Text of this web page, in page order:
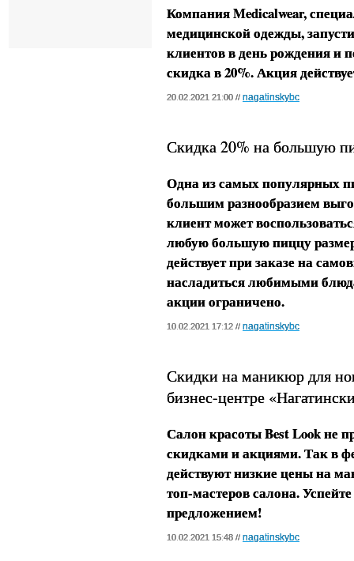
Компания Medicalwear,
медицинской одежды,
клиентов в день рождения и
скидка в 20%. Акция
20.02.2021 21:00 // nagatinskybc
Скидка 20% на большую
Одна из самых популярных
большим разнообразием
клиент может
любую большую пиццу
действует при заказе на
насладиться любимыми
акции ограничено.
10.02.2021 17:12 // nagatinskybc
Скидки на маникюр для
бизнес-центре
Салон красоты Best Look не
скидками и акциями. Так в
действуют низкие цены на
топ-мастеров салона.
предложением!
10.02.2021 15:48 // nagatinskybc